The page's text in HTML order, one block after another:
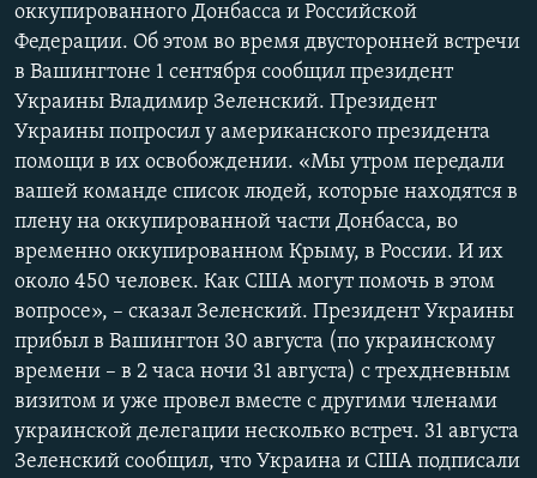
оккупированного Донбасса и Российской
Федерации. Об этом во время двусторонней встречи
в Вашингтоне 1 сентября сообщил президент
Украины Владимир Зеленский. Президент
Украины попросил у американского президента
помощи в их освобождении. «Мы утром передали
вашей команде список людей, которые находятся в
плену на оккупированной части Донбасса, во
временно оккупированном Крыму, в России. И их
около 450 человек. Как США могут помочь в этом
вопросе», – сказал Зеленский. Президент Украины
прибыл в Вашингтон 30 августа (по украинскому
времени – в 2 часа ночи 31 августа) с трехдневным
визитом и уже провел вместе с другими членами
украинской делегации несколько встреч. 31 августа
Зеленский сообщил, что Украина и США подписали